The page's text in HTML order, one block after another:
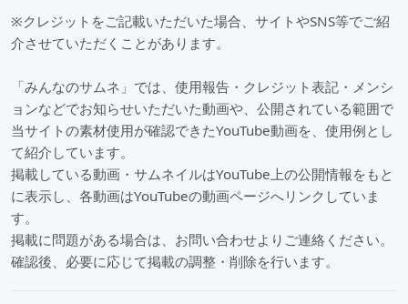
※クレジットをご記載いただいた場合、サイトやSNS等でご紹
介させていただくことがあります。
「みんなのサムネ」では、使用報告・クレジット表記・メンシ
ョンなどでお知らせいただいた動画や、公開されている範囲で
当サイトの素材使用が確認できたYouTube動画を、使用例とし
て紹介しています。
掲載している動画・サムネイルはYouTube上の公開情報をもと
に表示し、各動画はYouTubeの動画ページへリンクしていま
す。
掲載に問題がある場合は、お問い合わせよりご連絡ください。
確認後、必要に応じて掲載の調整・削除を行います。